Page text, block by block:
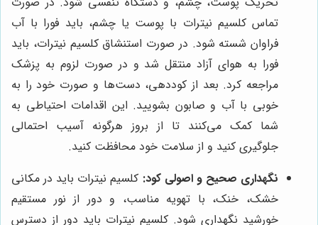
تماس کلسیم نیترات با پوست یا چشم، باید فورا با آب
فراوان شسته شود. در صورت استنشاق کلسیم نیترات، باید
فورا به هوای آزاد منتقل شد و در صورت لزوم به پزشک
مراجعه کرد. بعد از کوددهی، دست‌ها و صورت خود را به
خوبی با آب و صابون بشویید. این اقدامات احتیاطی به
شما کمک می‌کنند تا از بروز هرگونه آسیب احتمالی
جلوگیری کنید و از سلامت خود محافظت کنید.
نگهداری صحیح و اصولی کود: کلسیم نیترات باید در مکانی
خشک، خنک، با تهویه مناسب، و دور از نور مستقیم
خورشید نگهداری شود. کلسیم نیترات باید دور از دسترس